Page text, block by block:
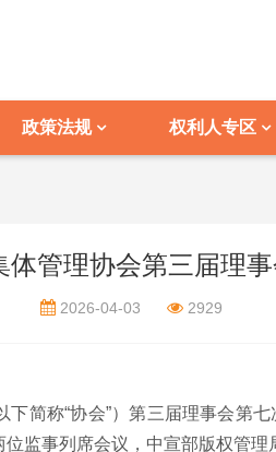
政策法规 权利人专区
体管理协会第三届理
2026-04-03 2929
简称“协会”）第三届理事会第
监事列席会议，中宣部版权管理